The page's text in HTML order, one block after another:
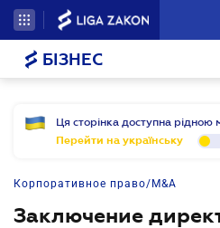
БІЗНЕС
Ця сторінка доступна рідною
Перейти на українську
Корпоративное право/M&A
Заключение